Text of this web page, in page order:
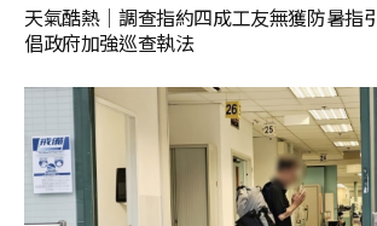
天氣酷熱│調查指約四成工友無獲防暑指
倡政府加強巡查執法